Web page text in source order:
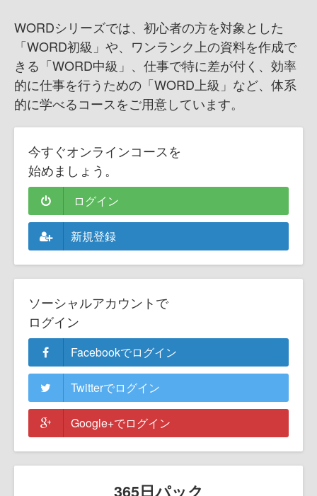
WORDシリーズでは、初心者の方を対象とした
「WORD初級」や、ワンランク上の資料を作成で
きる「WORD中級」、仕事で特に差が付く、効率
的に仕事を行うための「WORD上級」など、体系
的に学べるコースをご用意しています。
今すぐオンラインコースを
始めましょう。
ログイン
新規登録
ソーシャルアカウントで
ログイン
Facebookでログイン
Twitterでログイン
Google+でログイン
365日パック